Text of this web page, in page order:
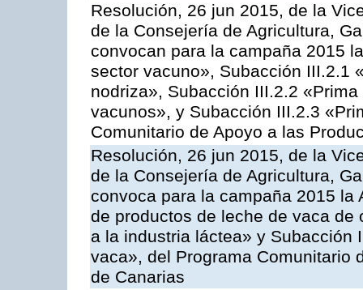
Resolución, 26 jun 2015, de la
de la Consejería de Agricultura,
convocan para la campaña 2015
sector vacuno», Subacción III.2.1
nodriza», Subacción III.2.2
vacunos», y Subacción III.2.3
Comunitario de Apoyo a las
Resolución, 26 jun 2015, de la
de la Consejería de Agricultura,
convoca para la campaña 2015
de productos de leche de vaca
a la industria láctea» y Subacción
vaca», del Programa Comunitario
de Canarias